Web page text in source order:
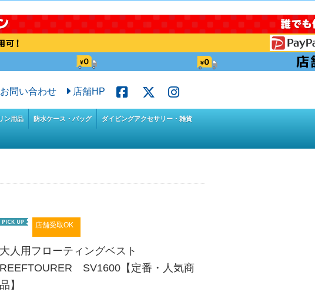
お問い合わせ 店舗HP
ン用品 防水ケース・バッグ ダイビングアクセサリー・雑貨
店舗受取OK
大人用フローティングベスト
REEFTOURER SV1600【定番・人気商
品】